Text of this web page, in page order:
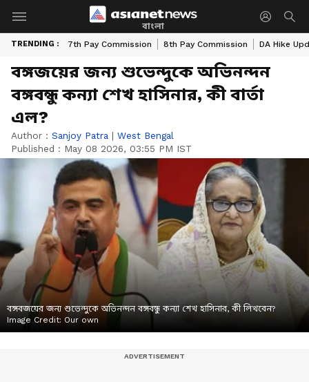
বাংলা
TRENDING : 7th Pay Commission 8th Pay Commission DA Hike
বঙ্গজয়ের জন্য শুভেন্দুকে অভিনন্দন
বঙ্গবন্ধু কন্যা শেখ হাসিনার, কী বার্তা
এল?
Author : Sanjoy Patra | West Bengal
Published : May 08 2026, 03:55 PM IST
বঙ্গবজয়ের জন্য শুভেন্দুকে অভিনন্দন বঙ্গবন্ধু কন্যা শেখ হাসিনার, কী লিখবেন?
Image Credit: Our own